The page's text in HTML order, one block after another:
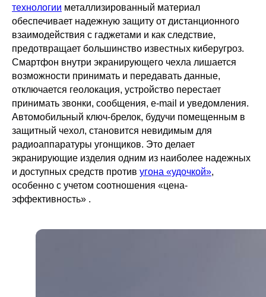
технологии металлизированный материал
обеспечивает надежную защиту от дистанционного
взаимодействия с гаджетами и как следствие,
предотвращает большинство известных киберугроз.
Смартфон внутри экранирующего чехла лишается
возможности принимать и передавать данные,
отключается геолокация, устройство перестает
принимать звонки, сообщения, e-mail и уведомления.
Автомобильный ключ-брелок, будучи помещенным в
защитный чехол, становится невидимым для
радиоаппаратуры угонщиков. Это делает
экранирующие изделия одним из наиболее надежных
и доступных средств против угона «удочкой»,
особенно с учетом соотношения «цена-
эффективность» .